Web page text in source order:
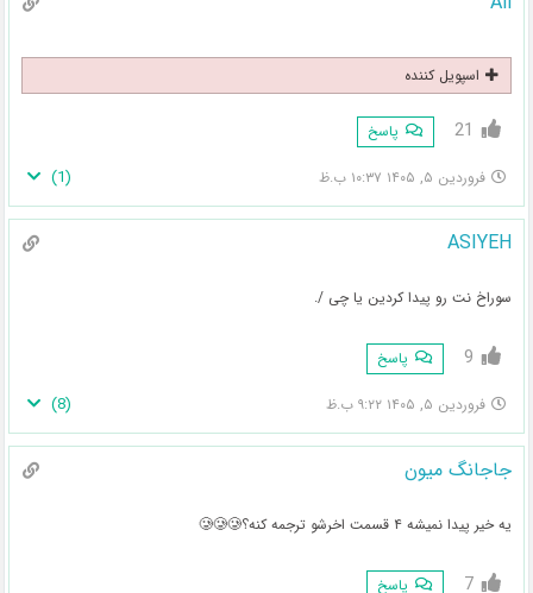
اسپویل کننده
21 پاسخ
فروردین ۵, ۱۴۰۵ ۱۰:۳۷ ب.ظ (
1
)
ASIYEH
سوراخ نت رو پیدا کردین یا چی /.
9 پاسخ
فروردین ۵, ۱۴۰۵ ۹:۲۲ ب.ظ (
8
)
جاجانگ میون
یه خیر پیدا نمیشه ۴ قسمت اخرشو ترجمه کنه؟🥲🥲🥲
7 پاسخ